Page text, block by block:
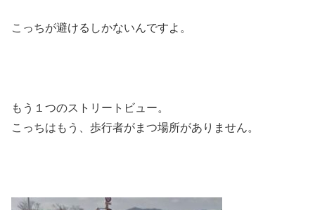
こっちが避けるしかないんですよ。
もう１つのストリートビュー。
こっちはもう、歩行者がまつ場所がありません。